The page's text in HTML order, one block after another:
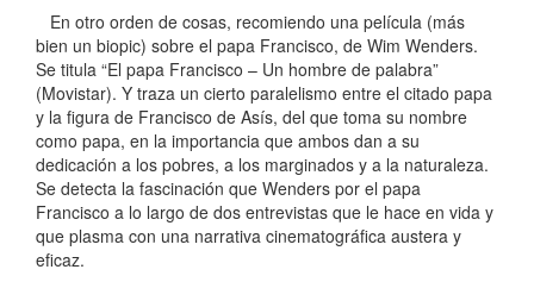
En otro orden de cosas, recomiendo una película (más
bien un biopic) sobre el papa Francisco, de Wim Wenders.
Se titula “El papa Francisco – Un hombre de palabra”
(Movistar). Y traza un cierto paralelismo entre el citado papa
y la figura de Francisco de Asís, del que toma su nombre
como papa, en la importancia que ambos dan a su
dedicación a los pobres, a los marginados y a la naturaleza.
Se detecta la fascinación que Wenders por el papa
Francisco a lo largo de dos entrevistas que le hace en vida y
que plasma con una narrativa cinematográfica austera y
eficaz.